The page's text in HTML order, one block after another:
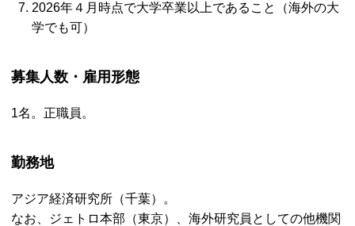
2026年４月時点で大学卒業以上であること（海外の大
学でも可）
募集人数・雇用形態
1名。正職員。
勤務地
アジア経済研究所（千葉）。
なお、ジェトロ本部（東京）、海外研究員としての他機関